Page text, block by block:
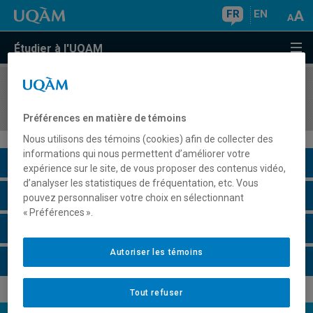
FR EN
Étudier à l'UQAM
COURS//
Description du cours
Horaire - Été 2026
Préférences en matière de témoins
Nous utilisons des témoins (cookies) afin de collecter des
informations qui nous permettent d’améliorer votre
expérience sur le site, de vous proposer des contenus vidéo,
d’analyser les statistiques de fréquentation, etc. Vous
pouvez personnaliser votre choix en sélectionnant
« Préférences ».
Tout refuser
Autoriser les témoins